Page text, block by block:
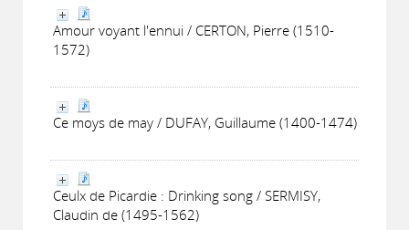
Amour voyant l'ennui / CERTON, Pierre (1510-
1572)
Ce moys de may / DUFAY, Guillaume (1400-1474)
Ceulx de Picardie : Drinking song / SERMISY,
Claudin de (1495-1562)